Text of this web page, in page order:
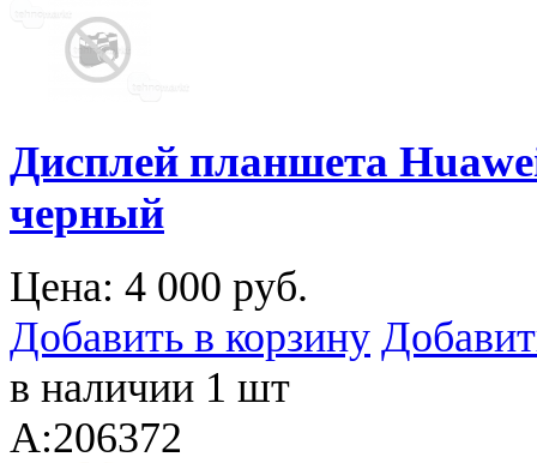
Дисплей планшета
черный
Цена: 4 000 руб.
Добавить в корзину
в наличии 1 шт
A:206372